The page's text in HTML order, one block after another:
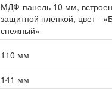
МДФ-панель 10 мм,
защитной плёнкой, цвет -
снежный»
110 мм
141 мм